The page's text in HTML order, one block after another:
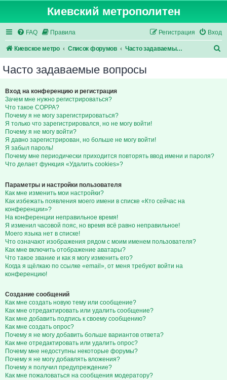
Киевский метрополитен
FAQ Правила Вход
Регистрация
Киевское метро Список форумов Часто задаваемые вопросы
Часто задаваемые вопросы
Вход на конференцию и регистрация
Зачем мне нужно регистрироваться?
Что такое COPPA?
Почему я не могу зарегистрироваться?
Я только что зарегистрировался, но не могу войти!
Почему я не могу войти?
Я давно зарегистрирован, но больше не могу войти!
Я забыл пароль!
Почему мне периодически приходится повторять ввод имени и пароля?
Что делает функция «Удалить cookies»?
Параметры и настройки пользователя
Как мне изменить мои настройки?
Как избежать появления моего имени в списке «Кто сейчас на
конференции»?
На конференции неправильное время!
Я изменил часовой пояс, но время всё равно неправильное!
Моего языка нет в списке!
Что означают изображения рядом с моим именем пользователя?
Как мне включить отображение аватары?
Что такое звание и как я могу изменить его?
Когда я щёлкаю по ссылке «email», от меня требуют войти на
конференцию!
Создание сообщений
Как мне создать новую тему или сообщение?
Как мне отредактировать или удалить сообщение?
Как мне добавить подпись к своему сообщению?
Как мне создать опрос?
Почему я не могу добавить больше вариантов ответа?
Как мне отредактировать или удалить опрос?
Почему мне недоступны некоторые форумы?
Почему я не могу добавлять вложения?
Почему я получил предупреждение?
Как мне пожаловаться на сообщения модератору?